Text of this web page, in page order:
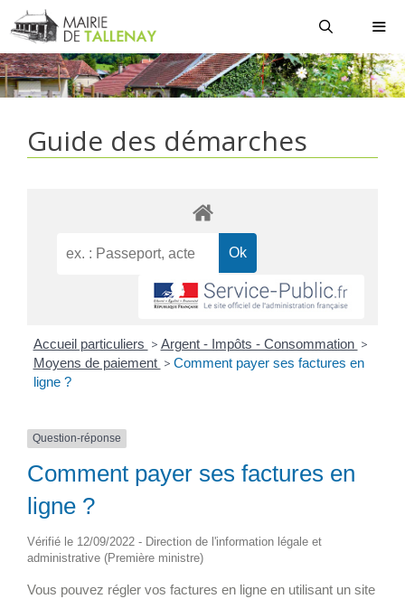
Aller
au
contenu
Guide des démarches
Accueil particuliers > Argent - Impôts - Consommation >
Moyens de paiement > Comment payer ses factures en
ligne ?
Question-réponse
Comment payer ses factures en
ligne ?
Vérifié le 12/09/2022 - Direction de l'information légale et
administrative (Première ministre)
Vous pouvez régler vos factures en ligne en utilisant un site